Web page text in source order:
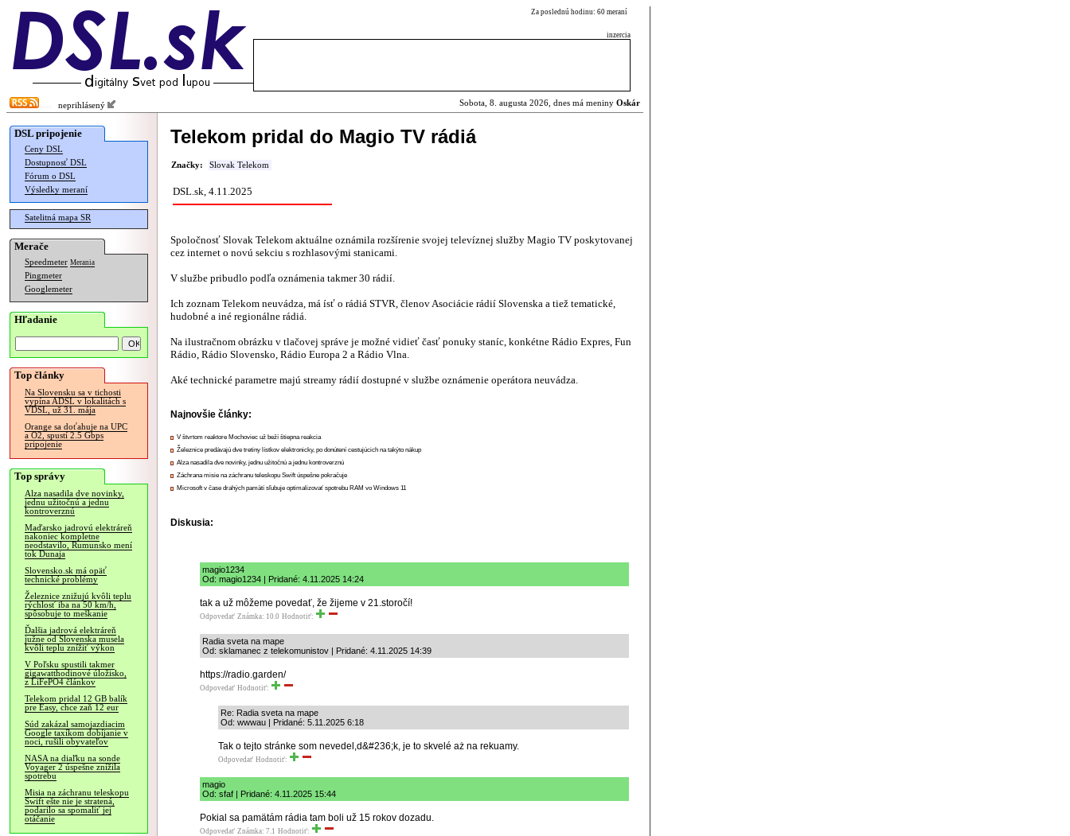
Za poslednú hodinu: 60 meraní
inzercia
neprihlásený Sobota, 8. augusta 2026, dnes má meniny Oskár
DSL pripojenie
Ceny DSL
Dostupnosť DSL
Fórum o DSL
Výsledky meraní
Satelitná mapa SR
Merače
Speedmeter Merania
Pingmeter
Googlemeter
Hľadanie
Top články
Na Slovensku sa v tichosti
vypína ADSL v lokalitách s
VDSL, už 31. mája
Orange sa doťahuje na UPC
a O2, spustí 2.5 Gbps
pripojenie
Top správy
Alza nasadila dve novinky,
jednu užitočnú a jednu
kontroverznú
Maďarsko jadrovú elektráreň
nakoniec kompletne
neodstavilo, Rumunsko mení
tok Dunaja
Slovensko.sk má opäť
technické problémy
Železnice znižujú kvôli teplu
rýchlosť iba na 50 km/h,
spôsobuje to meškanie
Ďalšia jadrová elektráreň
južne od Slovenska musela
kvôli teplu znížiť výkon
V Poľsku spustili takmer
gigawatthodinové úložisko,
z LiFePO4 článkov
Telekom pridal 12 GB balík
pre Easy, chce zaň 12 eur
Súd zakázal samojazdiacim
Google taxíkom dobíjanie v
noci, rušili obyvateľov
NASA na diaľku na sonde
Voyager 2 úspešne znížila
spotrebu
Misia na záchranu teleskopu
Swift ešte nie je stratená,
podarilo sa spomaliť jej
otáčanie
Telekom pridal do Magio TV rádiá
Značky: Slovak Telekom
DSL.sk, 4.11.2025
Spoločnosť Slovak Telekom aktuálne oznámila rozšírenie svojej televíznej služby Magio TV poskytovanej
cez internet o novú sekciu s rozhlasovými stanicami.
V službe pribudlo podľa oznámenia takmer 30 rádií.
Ich zoznam Telekom neuvádza, má ísť o rádiá STVR, členov Asociácie rádií Slovenska a tiež tematické,
hudobné a iné regionálne rádiá.
Na ilustračnom obrázku v tlačovej správe je možné vidieť časť ponuky staníc, konkétne Rádio Expres, Fun
Rádio, Rádio Slovensko, Rádio Europa 2 a Rádio Vlna.
Aké technické parametre majú streamy rádií dostupné v službe oznámenie operátora neuvádza.
Najnovšie články:
V štvrtom reaktore Mochoviec už beží štiepna reakcia
Železnice predávajú dve tretiny lístkov elektronicky, po donútení cestujúcich na takýto nákup
Alza nasadila dve novinky, jednu užitočnú a jednu kontroverznú
Záchrana misie na záchranu teleskopu Swift úspešne pokračuje
Microsoft v čase drahých pamätí sľubuje optimalizovať spotrebu RAM vo Windows 11
Diskusia:
magio1234
Od: magio1234 | Pridané: 4.11.2025 14:24
tak a už môžeme povedať, že žijeme v 21.storočí!
Odpovedať Známka: 10.0 Hodnotiť:
Radia sveta na mape
Od: sklamanec z telekomunistov | Pridané: 4.11.2025 14:39
https://radio.garden/
Odpovedať Hodnotiť:
Re: Radia sveta na mape
Od: wwwau | Pridané: 5.11.2025 6:18
Tak o tejto stránke som nevedel,d&#236;k, je to skvelé aż na rekuamy.
Odpovedať Hodnotiť:
magio
Od: sfaf | Pridané: 4.11.2025 15:44
Pokial sa pamätám rádia tam boli už 15 rokov dozadu.
Odpovedať Známka: 7.1 Hodnotiť: